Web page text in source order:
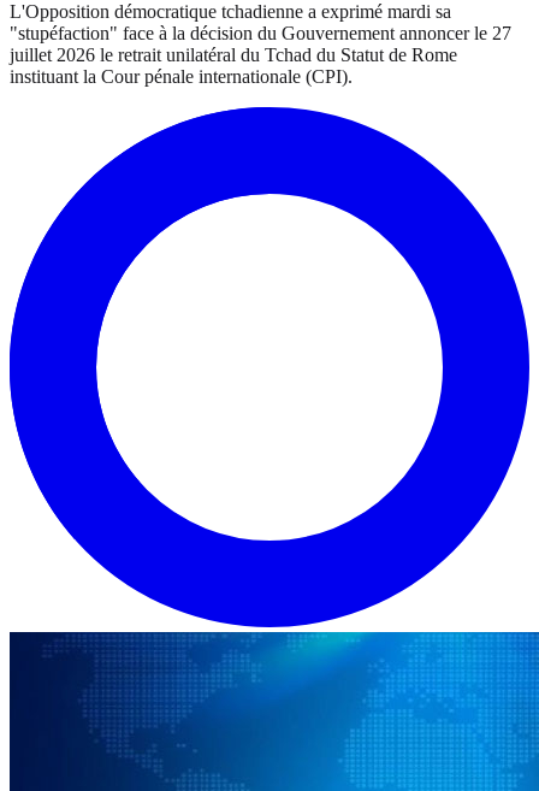
L'Opposition démocratique tchadienne a exprimé mardi sa
"stupéfaction" face à la décision du Gouvernement annoncer le 27
juillet 2026 le retrait unilatéral du Tchad du Statut de Rome
instituant la Cour pénale internationale (CPI).